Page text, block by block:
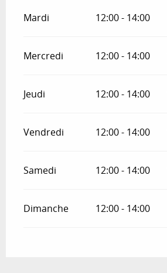
Mardi 12:00 - 14:00
Mercredi 12:00 - 14:00
Jeudi 12:00 - 14:00
Vendredi 12:00 - 14:00
Samedi 12:00 - 14:00
Dimanche 12:00 - 14:00